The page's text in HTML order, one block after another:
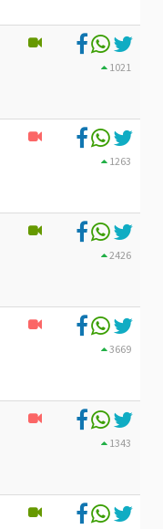
1021
1263
2426
3669
1343